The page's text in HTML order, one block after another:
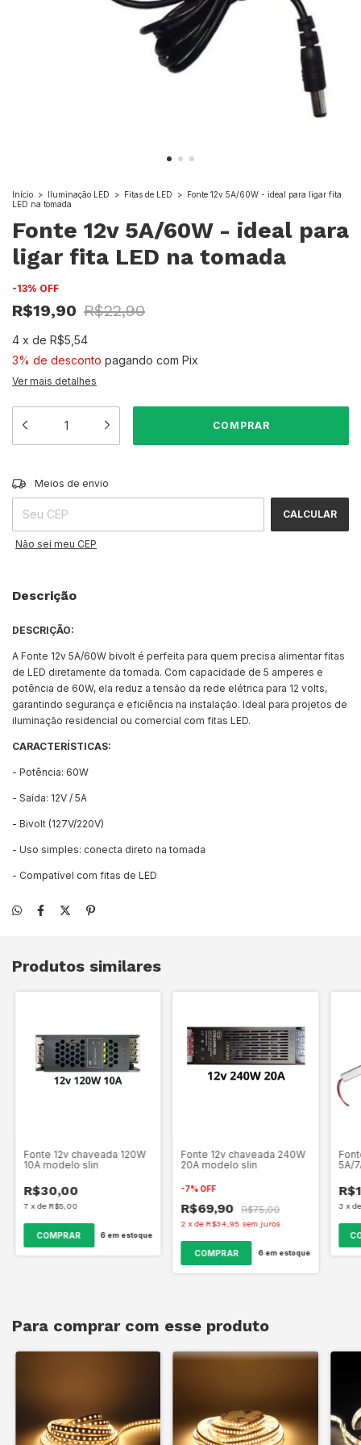
Início > Iluminação LED > Fitas de LED > Fonte 12v 5A/60W - ideal para ligar fita
LED na tomada
Fonte 12v 5A/60W - ideal para
ligar fita LED na tomada
-13% OFF
R$19,90 R$22,90
4 x de R$5,54
3% de desconto pagando com Pix
Ver mais detalhes
Entregas para o CEP:
Meios de envio
CALCULAR
Não sei meu CEP
Descrição
DESCRIÇÃO:
A Fonte 12v 5A/60W bivolt é perfeita para quem precisa alimentar fitas
de LED diretamente da tomada. Com capacidade de 5 amperes e
potência de 60W, ela reduz a tensão da rede elétrica para 12 volts,
garantindo segurança e eficiência na instalação. Ideal para projetos de
iluminação residencial ou comercial com fitas LED.
CARACTERÍSTICAS:
- Potência: 60W
- Saída: 12V / 5A
- Bivolt (127V/220V)
- Uso simples: conecta direto na tomada
- Compatível com fitas de LED
Produtos similares
Fonte 12v chaveada 120W
10A modelo slin
R$30,00
7 xde R$5,00
6em estoque
Fonte 12v chaveada 240W
20A modelo slin
-7%OFF
R$69,90 R$75,00
2 xde R$34,95 sem juros
6em estoque
5A/
3 x
Para comprar com esse produto